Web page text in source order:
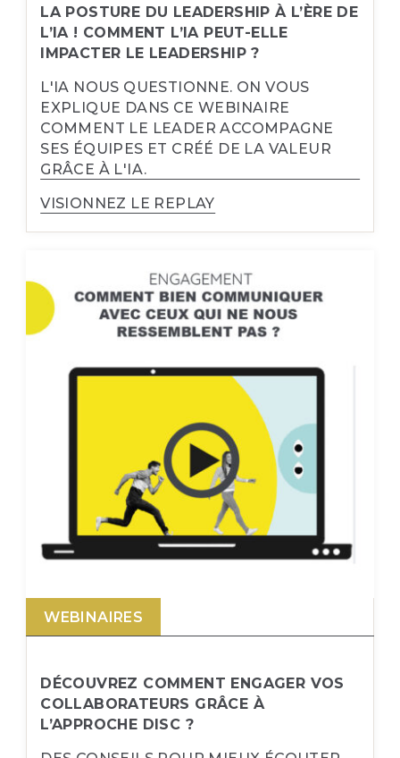
LA POSTURE DU LEADERSHIP À L’ÈRE DE
L’IA ! COMMENT L’IA PEUT-ELLE
IMPACTER LE LEADERSHIP ?
L'IA NOUS QUESTIONNE. ON VOUS
EXPLIQUE DANS CE WEBINAIRE
COMMENT LE LEADER ACCOMPAGNE
SES ÉQUIPES ET CRÉÉ DE LA VALEUR
GRÂCE À L'IA.
VISIONNEZ LE REPLAY
WEBINAIRES
DÉCOUVREZ COMMENT ENGAGER VOS
COLLABORATEURS GRÂCE À
L’APPROCHE DISC ?